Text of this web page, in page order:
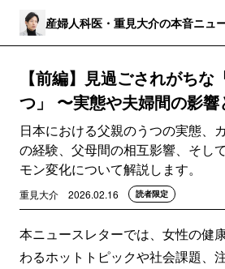
産婦人科医・重見大介の本音ニュ
【前編】見過ごされがちな
つ」 〜実態や夫婦間の影響
日本における父親のうつの実態、
の経験、父母間の相互影響、そし
モン変化について解説します。
重見大介 2026.02.16 読者限定
本ニュースレターでは、女性の健
わるホットトピックや社会課題、